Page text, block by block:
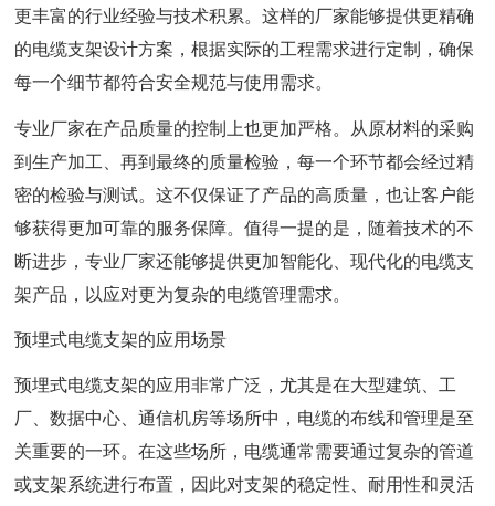
更丰富的行业经验与技术积累。这样的厂家能够提供更精确
的电缆支架设计方案，根据实际的工程需求进行定制，确保
每一个细节都符合安全规范与使用需求。
专业厂家在产品质量的控制上也更加严格。从原材料的采购
到生产加工、再到最终的质量检验，每一个环节都会经过精
密的检验与测试。这不仅保证了产品的高质量，也让客户能
够获得更加可靠的服务保障。值得一提的是，随着技术的不
断进步，专业厂家还能够提供更加智能化、现代化的电缆支
架产品，以应对更为复杂的电缆管理需求。
预埋式电缆支架的应用场景
预埋式电缆支架的应用非常广泛，尤其是在大型建筑、工
厂、数据中心、通信机房等场所中，电缆的布线和管理是至
关重要的一环。在这些场所，电缆通常需要通过复杂的管道
或支架系统进行布置，因此对支架的稳定性、耐用性和灵活